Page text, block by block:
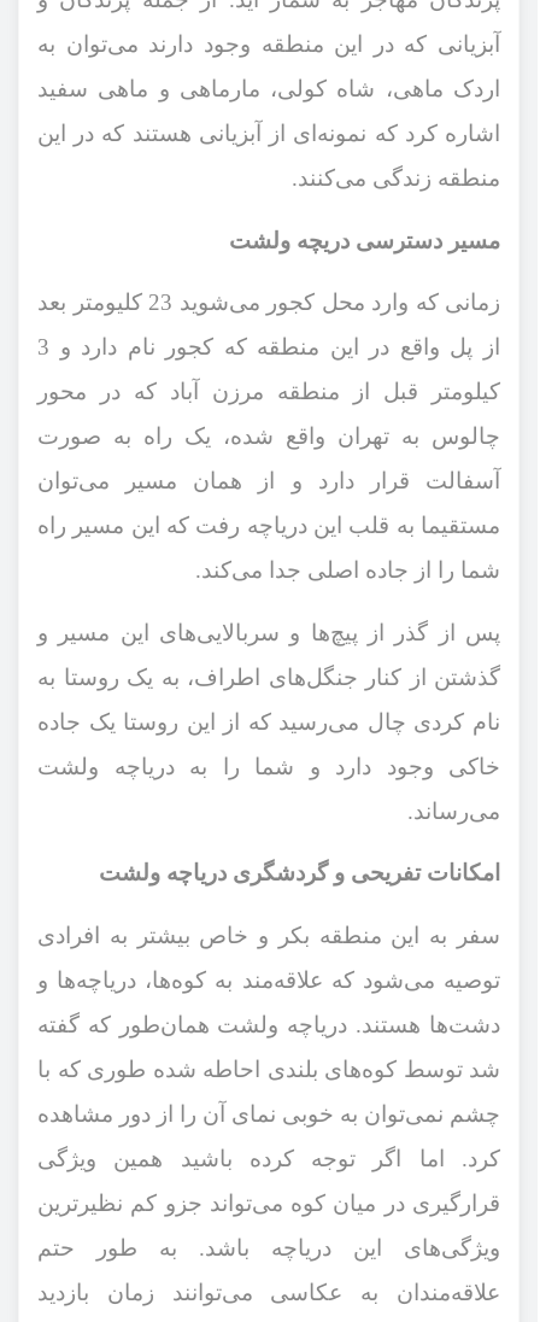
آبزیانی که در این منطقه وجود دارند می‌توان به
اردک ماهی، شاه کولی، مارماهی و ماهی سفید
اشاره کرد که نمونه‌ای از آبزیانی هستند که در این
منطقه زندگی می‌کنند.
مسیر دسترسی دریچه ولشت
زمانی که وارد محل کجور می‌شوید 23 کلیومتر بعد
از پل واقع در این منطقه که کجور نام دارد و 3
کیلومتر قبل از منطقه مرزن آباد که در محور
چالوس به تهران واقع شده، یک راه به صورت
آسفالت قرار دارد و از همان مسیر می‌توان
مستقیما به قلب این دریاچه رفت که این مسیر راه
شما را از جاده اصلی جدا می‌کند.
پس از گذر از پیچ‌ها و سربالایی‌های این مسیر و
گذشتن از کنار جنگل‌های اطراف، به یک روستا به
نام کردی چال می‌رسید که از این روستا یک جاده
خاکی وجود دارد و شما را به دریاچه ولشت
می‌رساند.
امکانات تفریحی و گردشگری دریاچه ولشت
سفر به این منطقه بکر و خاص بیشتر به افرادی
توصیه می‌شود که علاقه‌مند به کوه‌ها، دریاچه‌ها و
دشت‌ها هستند. دریاچه ولشت همان‌طور که گفته
شد توسط کوه‌های بلندی احاطه شده طوری که با
چشم نمی‌توان به خوبی نمای آن را از دور مشاهده
کرد. اما اگر توجه کرده باشید همین ویژگی
قرارگیری در میان کوه می‌تواند جزو کم نظیرترین
ویژگی‌های این دریاچه باشد. به طور حتم
علاقه‌مندان به عکاسی می‌توانند زمان بازدید